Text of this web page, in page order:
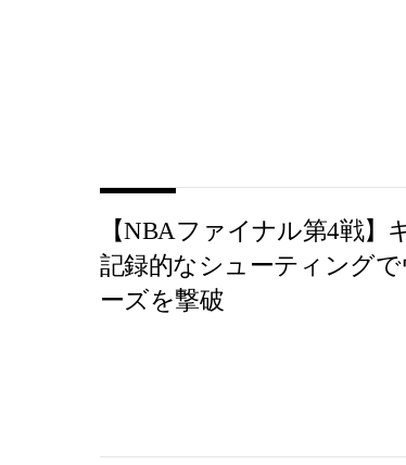
【NBAファイナル第4戦】
記録的なシューティング
ーズを撃破